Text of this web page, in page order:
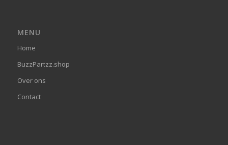
MENU
Home
BuzzPartzz.shop
Over ons
Contact